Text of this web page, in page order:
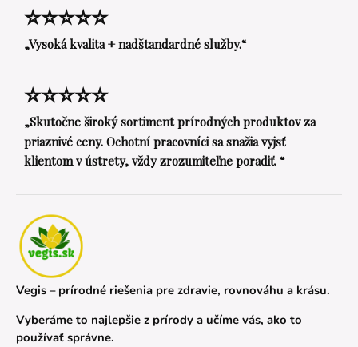
⭐⭐⭐⭐⭐
„Vysoká kvalita + nadštandardné služby.“
⭐⭐⭐⭐⭐
„Skutočne široký sortiment prírodných produktov za
priaznivé ceny. Ochotní pracovníci sa snažia vyjsť
klientom v ústrety, vždy zrozumiteľne poradiť. “
Vegis – prírodné riešenia pre zdravie, rovnováhu a krásu.
Vyberáme to najlepšie z prírody a učíme vás, ako to
používať správne.